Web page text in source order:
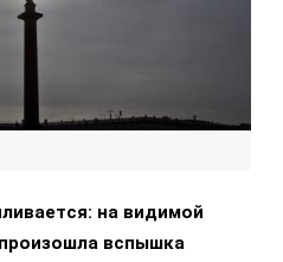
на видимой
вспышка